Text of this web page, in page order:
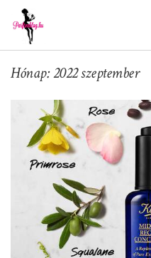
Hónap: 2022 szeptember